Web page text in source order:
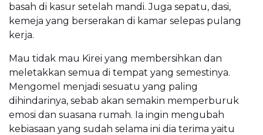
basah di kasur setelah mandi. Juga sepatu, dasi,
kemeja yang berserakan di kamar selepas pulang
kerja.
Mau tidak mau Kirei yang membersihkan dan
meletakkan semua di tempat yang semestinya.
Mengomel menjadi sesuatu yang paling
dihindarinya, sebab akan semakin memperburuk
emosi dan suasana rumah. Ia ingin mengubah
kebiasaan yang sudah selama ini dia terima yaitu